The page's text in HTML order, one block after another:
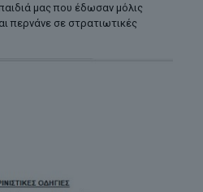
μας που έδωσαν μόλις
περνάνε σε στρατιωτικές